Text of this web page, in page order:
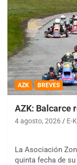
AZK BREVES
AZK: Balcarce
4 agosto, 2026 E-
La Asociación
quinta fecha de